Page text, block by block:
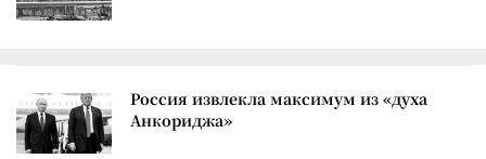
Россия извлекла максимум из «духа
Анкориджа»